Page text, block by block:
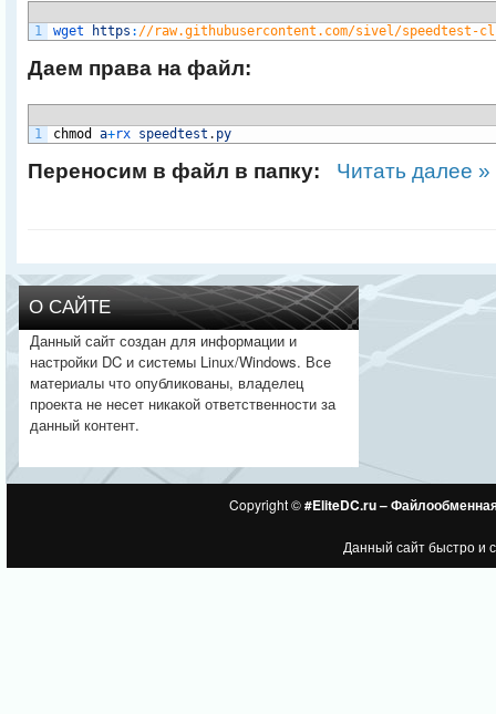
1 wget https : //raw.githubusercontent.com/sivel/speedtest-
Даем права на файл:
1 chmod a+rx speedtest . py
Переносим в файл в папку: Читать далее »
О САЙТЕ
Данный сайт создан для информации и
настройки DC и системы Linux/Windows. Все
материалы что опубликованы, владелец
проекта не несет никакой ответственности за
данный контент.
Copyright ©#EliteDC.ru –
Данный сайт быстро и